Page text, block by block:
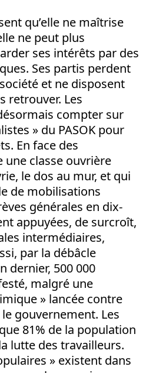
qu’elle ne maîtrise
ne peut plus
ses intérêts par des
Ses partis perdent
et ne disposent
retrouver. Les
compter sur
» du PASOK pour
En face des
une classe ouvrière
le dos au mur, et qui
de mobilisations
générales en dix-
appuyées, de surcroît,
intermédiaires,
par la débâcle
dernier, 500 000
malgré une
» lancée contre
gouvernement. Les
81% de la population
lutte des travailleurs.
» existent dans